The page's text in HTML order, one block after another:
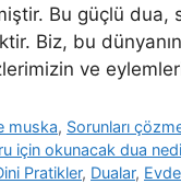
Bu güçlü dua,
Biz, bu
ve
muska, Sorunları
için okunacak dua
Pratikler, Dualar,